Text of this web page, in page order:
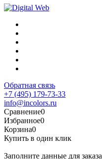
Обратная связь
+7 (495) 179-73-33
info@incolors.ru
Сравнение0
Избранное0
Корзина0
Купить в один клик
Заполните данные для заказа